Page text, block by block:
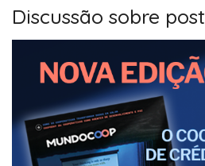
Discussão sobre post